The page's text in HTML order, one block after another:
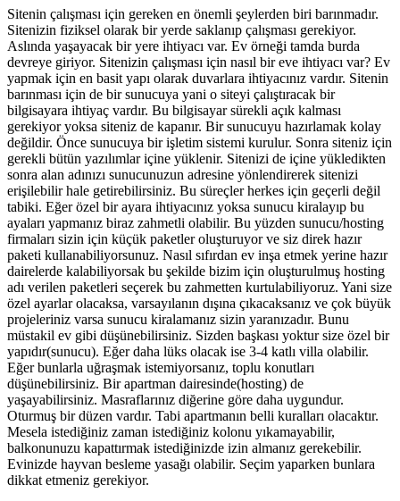
Sitenin çalışması için gereken en önemli şeylerden biri barınmadır.
Sitenizin fiziksel olarak bir yerde saklanıp çalışması gerekiyor.
Aslında yaşayacak bir yere ihtiyacı var. Ev örneği tamda burda
devreye giriyor. Sitenizin çalışması için nasıl bir eve ihtiyacı var? Ev
yapmak için en basit yapı olarak duvarlara ihtiyacınız vardır. Sitenin
barınması için de bir sunucuya yani o siteyi çalıştıracak bir
bilgisayara ihtiyaç vardır. Bu bilgisayar sürekli açık kalması
gerekiyor yoksa siteniz de kapanır. Bir sunucuyu hazırlamak kolay
değildir. Önce sunucuya bir işletim sistemi kurulur. Sonra siteniz için
gerekli bütün yazılımlar içine yüklenir. Sitenizi de içine yükledikten
sonra alan adınızı sunucunuzun adresine yönlendirerek sitenizi
erişilebilir hale getirebilirsiniz. Bu süreçler herkes için geçerli değil
tabiki. Eğer özel bir ayara ihtiyacınız yoksa sunucu kiralayıp bu
ayaları yapmanız biraz zahmetli olabilir. Bu yüzden sunucu/hosting
firmaları sizin için küçük paketler oluşturuyor ve siz direk hazır
paketi kullanabiliyorsunuz. Nasıl sıfırdan ev inşa etmek yerine hazır
dairelerde kalabiliyorsak bu şekilde bizim için oluşturulmuş hosting
adı verilen paketleri seçerek bu zahmetten kurtulabiliyoruz. Yani size
özel ayarlar olacaksa, varsayılanın dışına çıkacaksanız ve çok büyük
projeleriniz varsa sunucu kiralamanız sizin yaranızadır. Bunu
müstakil ev gibi düşünebilirsiniz. Sizden başkası yoktur size özel bir
yapıdır(sunucu). Eğer daha lüks olacak ise 3-4 katlı villa olabilir.
Eğer bunlarla uğraşmak istemiyorsanız, toplu konutları
düşünebilirsiniz. Bir apartman dairesinde(hosting) de
yaşayabilirsiniz. Masraflarınız diğerine göre daha uygundur.
Oturmuş bir düzen vardır. Tabi apartmanın belli kuralları olacaktır.
Mesela istediğiniz zaman istediğiniz kolonu yıkamayabilir,
balkonunuzu kapattırmak istediğinizde izin almanız gerekebilir.
Evinizde hayvan besleme yasağı olabilir. Seçim yaparken bunlara
dikkat etmeniz gerekiyor.